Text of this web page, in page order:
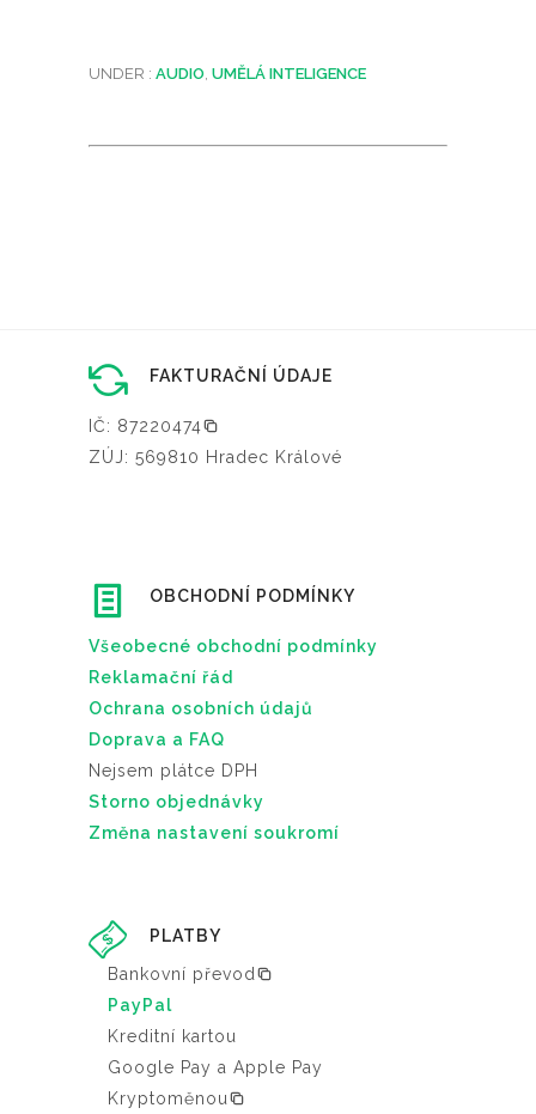
UNDER : AUDIO UMĚLÁ INTELIGENCE
FAKTURAČNÍ ÚDAJE
IČ: 87220474
ZÚJ: 569810 Hradec Králové
OBCHODNÍ PODMÍNKY
Všeobecné obchodní podmínky
Reklamační řád
Ochrana osobních údajů
Doprava a FAQ
Nejsem plátce DPH
Storno objednávky
Změna nastavení soukromí
PLATBY
Bankovní převod
PayPal
Kreditní kartou
Google Pay a Apple Pay
Kryptoměnou